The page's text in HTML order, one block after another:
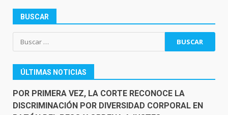
BUSCAR
Buscar:
ÚLTIMAS NOTICIAS
POR PRIMERA VEZ, LA CORTE RECONOCE LA
DISCRIMINACIÓN POR DIVERSIDAD CORPORAL EN